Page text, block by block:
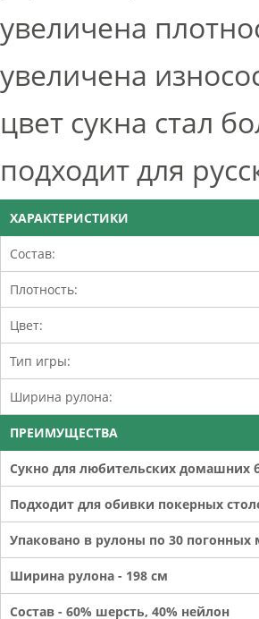
увеличена
увеличена
цвет сукна стал
подходит для
ХАРАКТЕРИСТИКИ
Состав:
Плотность:
Цвет:
Тип игры:
Ширина рулона:
ПРЕИМУЩЕСТВА
Сукно для любительских домашних
Подходит для обивки покерных
Упаковано в рулоны по 30 погонных
Ширина рулона - 198 см
Состав - 60% шерсть, 40% нейлон